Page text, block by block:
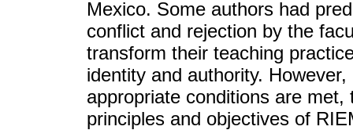
Mexico. Some authors had
conflict and rejection by the
transform their teaching
identity and authority.
appropriate conditions are
principles and objectives of